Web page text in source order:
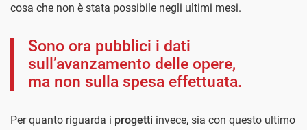
cosa che non è stata possibile negli ultimi mesi.
Sono ora pubblici i dati
sull’avanzamento delle opere,
ma non sulla spesa effettuata.
Per quanto riguarda i progetti invece, sia con questo ultimo